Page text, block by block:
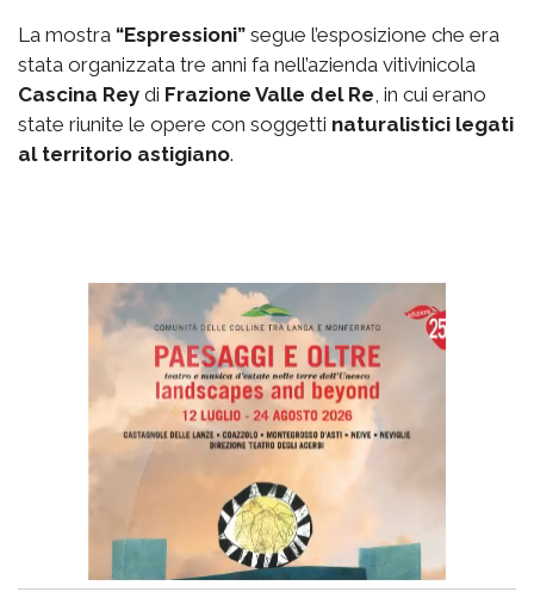
La mostra “Espressioni” segue l’esposizione che era
stata organizzata tre anni fa nell’azienda vitivinicola
Cascina Rey di Frazione Valle del Re , in cui erano
state riunite le opere con soggetti naturalistici legati
al territorio astigiano.